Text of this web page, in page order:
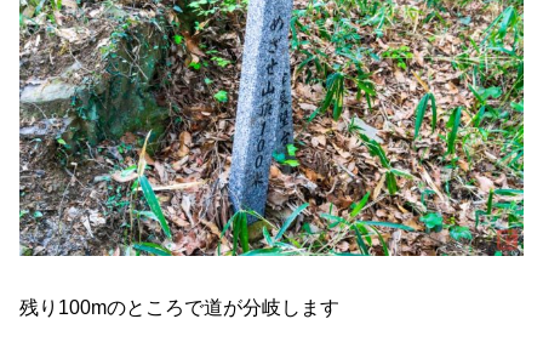
残り100mのところで道が分岐します